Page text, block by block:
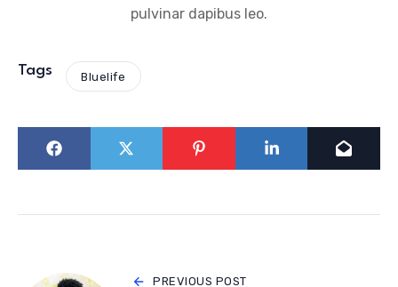
pulvinar dapibus leo.
Tags Bluelife
PREVIOUS POST